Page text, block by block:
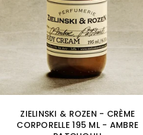
ZIELINSKI & ROZEN - CRÈME
CORPORELLE 195 ML - AMBRE